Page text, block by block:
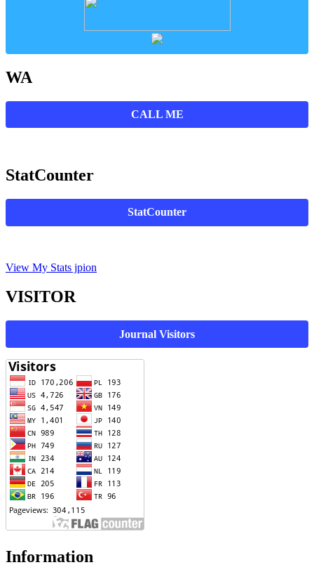
WA
CALL ME
StatCounter
StatCounter
View My Stats jpion
VISITOR
Journal Visitors
Information